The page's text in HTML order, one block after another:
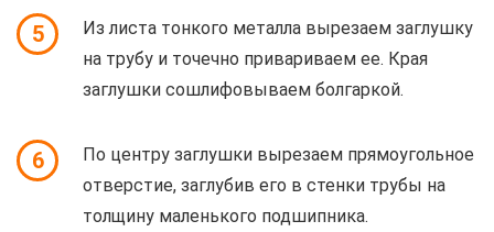
5
Из листа тонкого металла вырезаем заглушку
на трубу и точечно привариваем ее. Края
заглушки сошлифовываем болгаркой.
6
По центру заглушки вырезаем прямоугольное
отверстие, заглубив его в стенки трубы на
толщину маленького подшипника.